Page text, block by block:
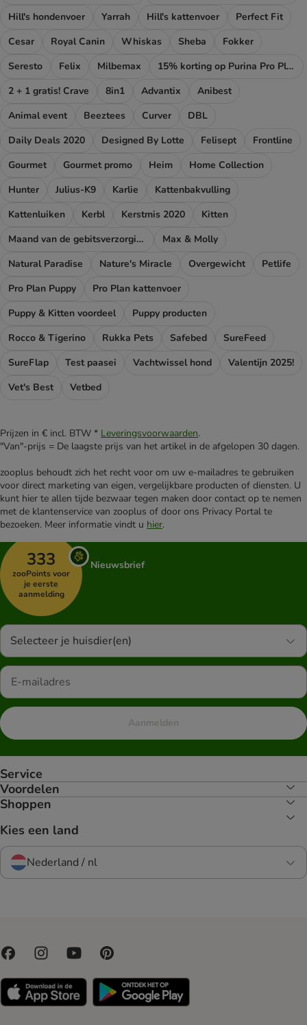
Hill's hondenvoer
Yarrah Hill's kattenvoer
Perfect Fit
Cesar
Royal Canin Whiskas Sheba
Fokker
Seresto
Felix Milbemax
15% korting op Purina Pro Plan
2 + 1 gratis! Crave
8in1 Advantix
Anibest
Animal event
Beeztees Curver
DBL
Daily Deals 2020
Designed By Lotte Felisept
Frontline
Gourmet
Gourmet promo Heim
Home Collection
Hunter
Julius-K9 Karlie
Kattenbakvulling
Kattenluiken
Kerbl Kerstmis 2020
Kitten
Maand van de gebitsverzorging
Max & Molly
Natural Paradise
Nature's Miracle Overgewicht
Petlife
Pro Plan Puppy
Pro Plan kattenvoer
Puppy & Kitten voordeel
Puppy producten
Rocco & Tigerino
Rukka Pets Safebed
SureFeed
SureFlap
Test paasei Vachtwissel hond
Valentijn 2025!
Vet's Best
Vetbed
Prijzen in € incl. BTW * Leveringsvoorwaarden.
"Van"-prijs = De laagste prijs van het artikel in de afgelopen 30 dagen.
zooplus behoudt zich het recht voor om uw e-mailadres te gebruiken
voor direct marketing van eigen, vergelijkbare producten of diensten. U
kunt hier te allen tijde bezwaar tegen maken door contact op te nemen
met de klantenservice van zooplus of door ons Privacy Portal te
bezoeken. Meer informatie vindt u hier.
333
zooPoints voor
je eerste
aanmelding
Nieuwsbrief
Selecteer je huisdier(en)
Aanmelden
Service
Voordelen
Shoppen
Kies een land
Nederland / nl